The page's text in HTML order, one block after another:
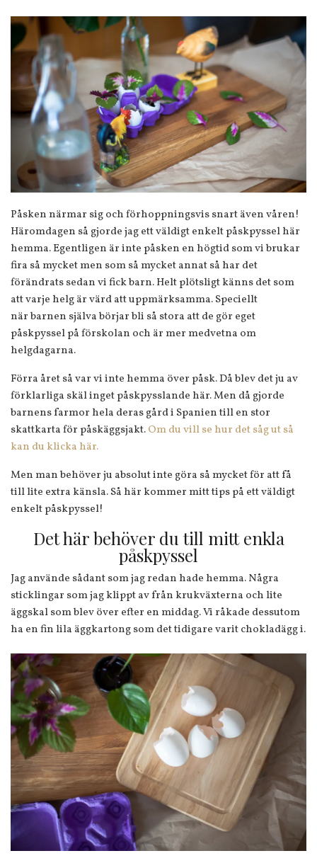
Påsken närmar sig och förhoppningsvis snart även våren!
Häromdagen så gjorde jag ett väldigt enkelt påskpyssel här
hemma. Egentligen är inte påsken en högtid som vi brukar
fira så mycket men som så mycket annat så har det
förändrats sedan vi fick barn. Helt plötsligt känns det som
att varje helg är värd att uppmärksamma. Speciellt
när barnen själva börjar bli så stora att de gör eget
påskpyssel på förskolan och är mer medvetna om
helgdagarna.
Förra året så var vi inte hemma över påsk. Då blev det ju av
förklarliga skäl inget påskpysslande här. Men då gjorde
barnens farmor hela deras gård i Spanien till en stor
skattkarta för påskäggsjakt.Om du vill se hur det såg ut så
kan du klicka här.
Men man behöver ju absolut inte göra så mycket för att få
till lite extra känsla. Så här kommer mitt tips på ett väldigt
enkelt påskpyssel!
Det här behöver du till mitt enkla
påskpyssel
Jag använde sådant som jag redan hade hemma. Några
sticklingar som jag klippt av från krukväxterna och lite
äggskal som blev över efter en middag. Vi råkade dessutom
ha en fin lila äggkartong som det tidigare varit chokladägg i.